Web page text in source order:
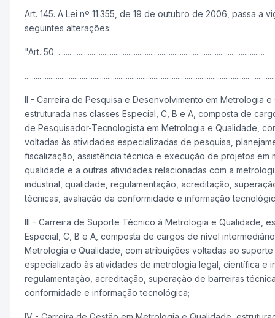
Art. 145. A Lei nº 11.355, de 19 de outubro de 2006, passa a
seguintes alterações:
"Art. 50. ................................................................................................................
........................................................................................................................................
II - Carreira de Pesquisa e Desenvolvimento em Metrologia e
estruturada nas classes Especial, C, B e A, composta de
de Pesquisador-Tecnologista em Metrologia e Qualidade,
voltadas às atividades especializadas de pesquisa,
fiscalização, assistência técnica e execução de projetos em
qualidade e a outras atividades relacionadas com a
industrial, qualidade, regulamentação, acreditação,
técnicas, avaliação da conformidade e informação
III - Carreira de Suporte Técnico à Metrologia e Qualidade,
Especial, C, B e A, composta de cargos de nível
Metrologia e Qualidade, com atribuições voltadas ao
especializado às atividades de metrologia legal, científica e
regulamentação, acreditação, superação de barreiras
conformidade e informação tecnológica;